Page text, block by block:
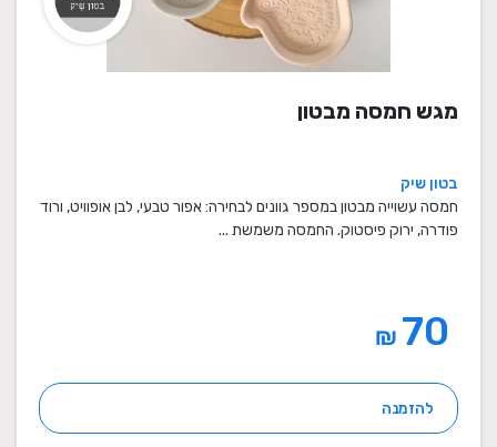
מגש חמסה מבטון
בטון שיק
חמסה עשוייה מבטון במספר גוונים לבחירה: אפור טבעי, לבן אופוויט, ורוד
פודרה, ירוק פיסטוק. החמסה משמשת ...
₪
להזמנה